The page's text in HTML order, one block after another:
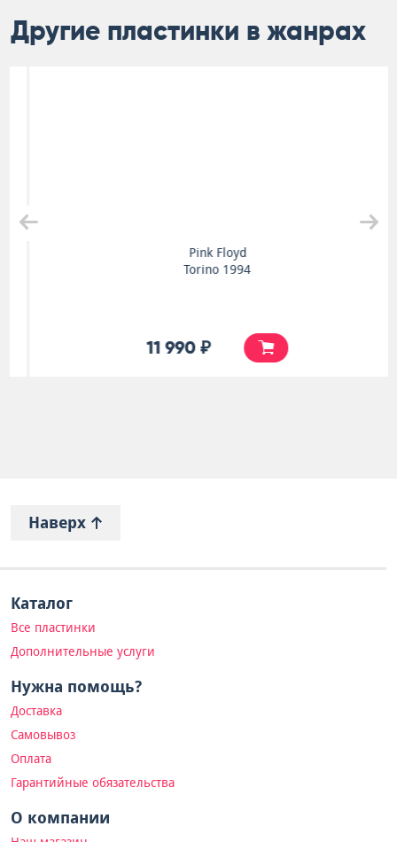
Другие пластинки в жанрах
Pink Floyd
Torino 1994
11 990 ₽
Наверх
Каталог
Все пластинки
Дополнительные услуги
Нужна помощь?
Доставка
Самовывоз
Оплата
Гарантийные обязательства
О компании